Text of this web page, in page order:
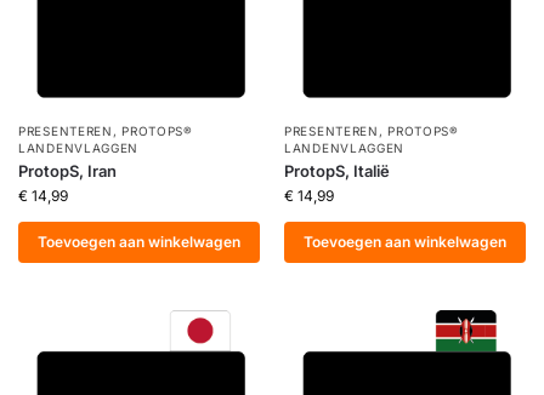
PRESENTEREN , PROTOPS®
LANDENVLAGGEN
ProtopS, Iran
€ 14,99
Toevoegen aan winkelwagen
PRESENTEREN , PROTOPS®
LANDENVLAGGEN
ProtopS, Italië
€ 14,99
Toevoegen aan winkelwagen